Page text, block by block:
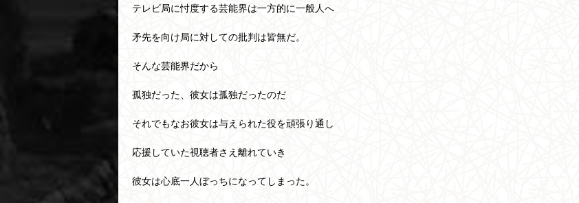
テレビ局に忖度する芸能界は一方的に一般人へ
矛先を向け局に対しての批判は皆無だ。
そんな芸能界だから
孤独だった、彼女は孤独だったのだ
それでもなお彼女は与えられた役を頑張り通し
応援していた視聴者さえ離れていき
彼女は心底一人ぼっちになってしまった。